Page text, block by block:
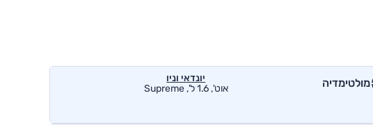
מולטימדיה
יונדאי וניו
אוט', 1.6 ל', Supreme